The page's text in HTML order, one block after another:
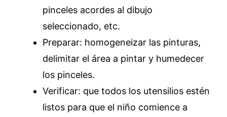
pinceles acordes al dibujo
seleccionado, etc.
Preparar: homogeneizar las pinturas,
delimitar el área a pintar y humedecer
los pinceles.
Verificar: que todos los utensilios estén
listos para que el niño comience a